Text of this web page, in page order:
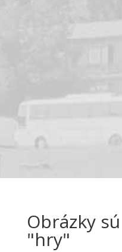
Obrázky
"hry"